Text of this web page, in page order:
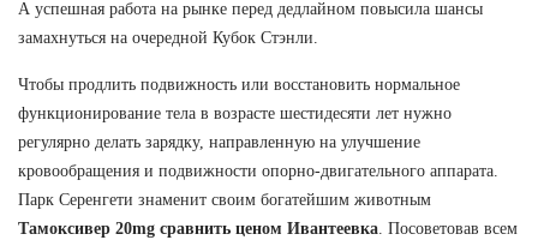
А успешная работа на рынке перед дедлайном повысила шансы
замахнуться на очередной Кубок Стэнли.
Чтобы продлить подвижность или восстановить нормальное
функционирование тела в возрасте шестидесяти лет нужно
регулярно делать зарядку, направленную на улучшение
кровообращения и подвижности опорно-двигательного аппарата.
Парк Серенгети знаменит своим богатейшим животным
Тамоксивер 20mg сравнить ценом Ивантеевка . Посоветовав всем